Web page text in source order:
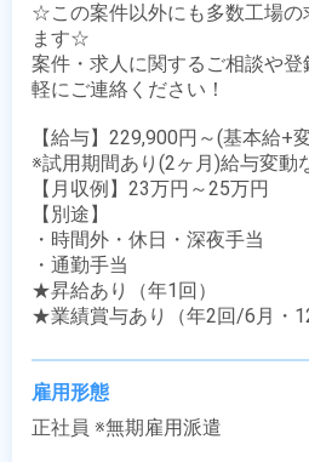
☆この案件以外にも多数工場の
ます☆
案件・求人に関するご相談や
軽にご連絡ください！
【給与】229,900円～(基本給+
※試用期間あり(2ヶ月)給与変動
【月収例】23万円～25万円
【別途】
・時間外・休日・深夜手当
・通勤手当
★昇給あり（年1回）
★業績賞与あり（年2回/6月・
雇用形態
正社員 ※無期雇用派遣